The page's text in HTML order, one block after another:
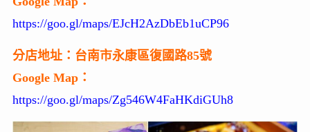
https://goo.gl/maps/EJcH2AzDbEb1uCP96
分店地址：台南市永康區復國路85號
Google Map：
https://goo.gl/maps/Zg546W4FaHKdiGUh8